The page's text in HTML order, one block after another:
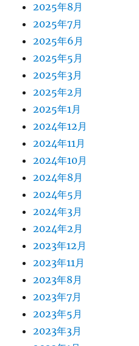
2025年8月
2025年7月
2025年6月
2025年5月
2025年3月
2025年2月
2025年1月
2024年12月
2024年11月
2024年10月
2024年8月
2024年5月
2024年3月
2024年2月
2023年12月
2023年11月
2023年8月
2023年7月
2023年5月
2023年3月